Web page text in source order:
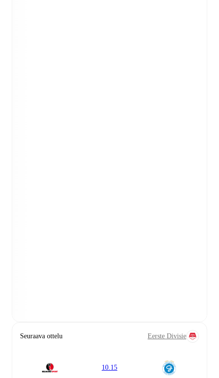
Seuraava ottelu Eerste Divisie
10.15